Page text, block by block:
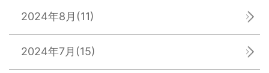
2024年8月 (11)
2024年7月 (15)